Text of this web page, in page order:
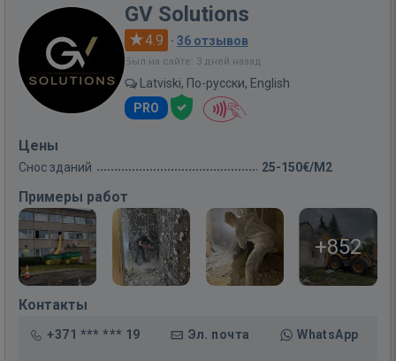
GV Solutions
4.9 · 36 отзывов
Был на сайте: 3 дней назад
Latviski, По-русски, English
PRO
Цены
Снос зданий 25-150€/M2
Примеры работ
+852
Контакты
+371 *** *** 19 Эл. почта WhatsApp